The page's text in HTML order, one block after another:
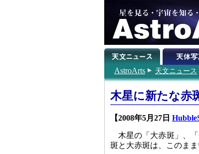
AstroArts 天文ニュース
木星に新たな赤
【2008年5月27日
木星の「大赤斑」、
斑と大赤斑は、このま